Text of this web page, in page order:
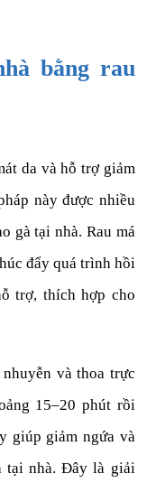
bằng rau
da và hỗ trợ giảm
này được nhiều
gà tại nhà. Rau má
đẩy quá trình hồi
trợ, thích hợp cho
và thoa trực
15–20 phút rồi
giúp giảm ngứa và
tại nhà. Đây là giải